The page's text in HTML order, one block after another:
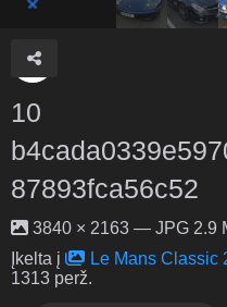
10
87893fca56c52
3840 × 2163 — JPG 2.9
Įkelta į
Le Mans Classic
1313 perž.